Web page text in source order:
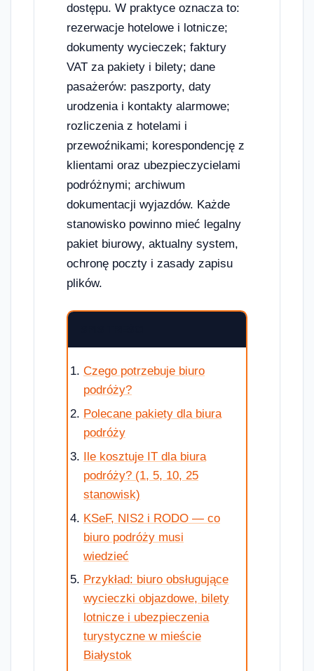
dostępu. W praktyce oznacza to:
rezerwacje hotelowe i lotnicze;
dokumenty wycieczek; faktury
VAT za pakiety i bilety; dane
pasażerów: paszporty, daty
urodzenia i kontakty alarmowe;
rozliczenia z hotelami i
przewoźnikami; korespondencję z
klientami oraz ubezpieczycielami
podróżnymi; archiwum
dokumentacji wyjazdów. Każde
stanowisko powinno mieć legalny
pakiet biurowy, aktualny system,
ochronę poczty i zasady zapisu
plików.
Czego potrzebuje biuro
podróży?
Polecane pakiety dla biura
podróży
Ile kosztuje IT dla biura
podróży? (1, 5, 10, 25
stanowisk)
KSeF, NIS2 i RODO — co
biuro podróży musi
wiedzieć
Przykład: biuro obsługujące
wycieczki objazdowe, bilety
lotnicze i ubezpieczenia
turystyczne w mieście
Białystok